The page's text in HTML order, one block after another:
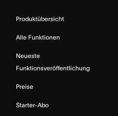
Produktübersicht
Alle Funktionen
Neueste
Funktionsveröffentlichung
Preise
Starter-Abo